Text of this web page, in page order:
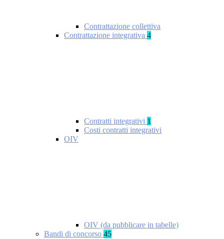
Contrattazione collettiva
Contrattazione integrativa 4
Contratti integrativi 1
Costi contratti integrativi
OIV
OIV (da pubblicare in tabelle)
Bandi di concorso 45